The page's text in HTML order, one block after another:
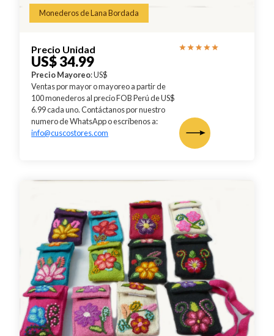
Monederos de Lana Bordada
Precio Unidad
US$ 34.99
Precio Mayoreo: US$
Ventas por mayor o mayoreo a partir de
100 monederos al precio FOB Perú de US$
6.99 cada uno. Contáctanos por nuestro
numero de WhatsApp o escríbenos a:
info@cuscostores.com